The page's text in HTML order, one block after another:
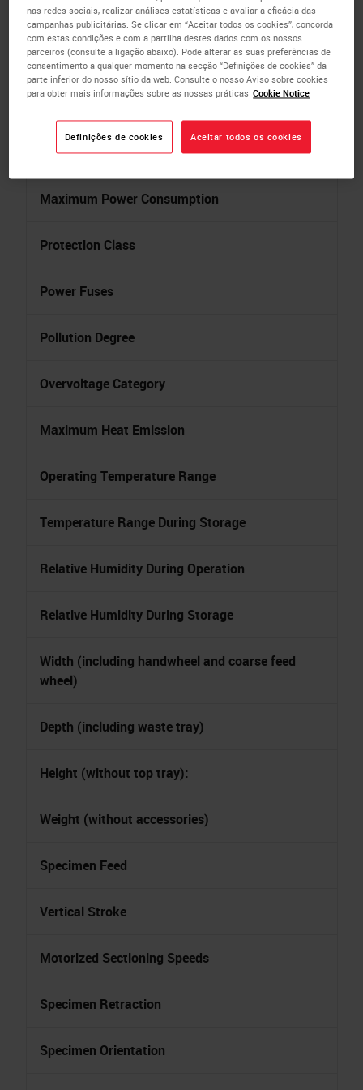
Type
Nominal Frequency
Maximum Power Consumption
Protection Class
Power Fuses
Pollution Degree
Overvoltage Category
Maximum Heat Emission
Operating Temperature Range
Temperature Range During Storage
Relative Humidity During Operation
Relative Humidity During Storage
Width (including handwheel and coarse feed
wheel)
Depth (including waste tray)
Height (without top tray):
Weight (without accessories)
Specimen Feed
Vertical Stroke
Motorized Sectioning Speeds
Specimen Retraction
Specimen Orientation
nas redes sociais, realizar análises estatísticas e avaliar a eficácia das
campanhas publicitárias. Se clicar em “Aceitar todos os cookies”, concorda
com estas condições e com a partilha destes dados com os nossos
parceiros (consulte a ligação abaixo). Pode alterar as suas preferências de
consentimento a qualquer momento na secção “Definições de cookies” da
parte inferior do nosso sítio da web. Consulte o nosso Aviso sobre cookies
para obter mais informações sobre as nossas práticas Cookie Notice
Definições de cookies Aceitar todos os cookies